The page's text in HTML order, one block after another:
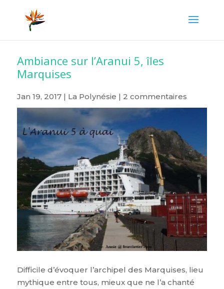
Ambiance sur l’Aranui 5, îles
Marquises
Jan 19, 2017| La Polynésie | 2 commentaires
Difficile d’évoquer l’archipel des Marquises, lieu
mythique entre tous, mieux que ne l’a chanté